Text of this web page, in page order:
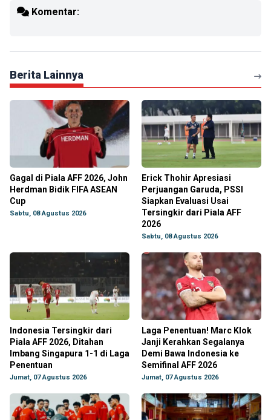
Komentar:
Berita Lainnya
Gagal di Piala AFF 2026, John
Herdman Bidik FIFA ASEAN
Cup
Sabtu, 08 Agustus 2026
Erick Thohir Apresiasi
Perjuangan Garuda, PSSI
Siapkan Evaluasi Usai
Tersingkir dari Piala AFF
2026
Sabtu, 08 Agustus 2026
Indonesia Tersingkir dari
Piala AFF 2026, Ditahan
Imbang Singapura 1-1 di Laga
Penentuan
Jumat, 07 Agustus 2026
Laga Penentuan! Marc Klok
Janji Kerahkan Segalanya
Demi Bawa Indonesia ke
Semifinal AFF 2026
Jumat, 07 Agustus 2026